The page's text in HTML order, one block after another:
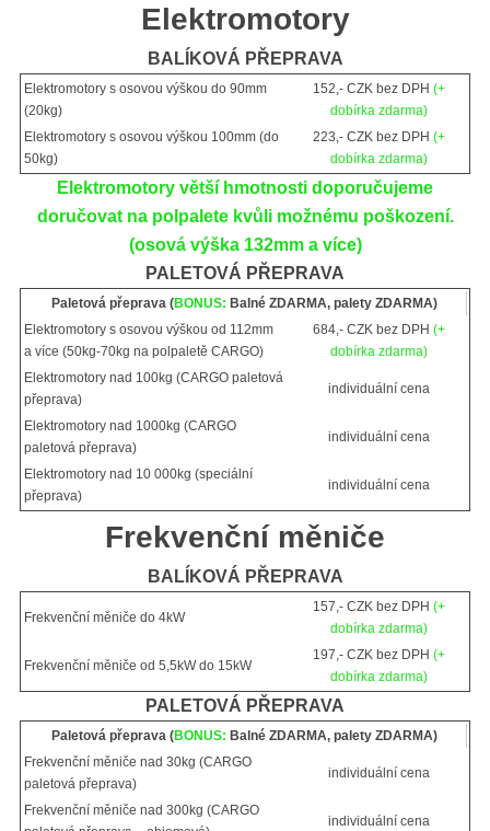
Elektromotory
BALÍKOVÁ PŘEPRAVA
Elektromotory s osovou výškou do 90mm
(20kg)
152,- CZK bez DPH (+
dobírka zdarma)
Elektromotory s osovou výškou 100mm (do
50kg)
223,- CZK bez DPH (+
dobírka zdarma)
Elektromotory větší hmotnosti doporučujeme
doručovat na polpalete kvůli možnému poškození.
(osová výška 132mm a více)
PALETOVÁ PŘEPRAVA
Paletová přeprava (BONUS: Balné ZDARMA, palety ZDARMA)
Elektromotory s osovou výškou od 112mm
a více (50kg-70kg na polpaletě CARGO)
684,- CZK bez DPH (+
dobírka zdarma)
Elektromotory nad 100kg (CARGO paletová
přeprava)
individuální cena
Elektromotory nad 1000kg (CARGO
paletová přeprava)
individuální cena
Elektromotory nad 10 000kg (speciální
přeprava)
individuální cena
Frekvenční měniče
BALÍKOVÁ PŘEPRAVA
Frekvenční měniče do 4kW
157,- CZK bez DPH (+
dobírka zdarma)
Frekvenční měniče od 5,5kW do 15kW
197,- CZK bez DPH (+
dobírka zdarma)
PALETOVÁ PŘEPRAVA
Paletová přeprava (BONUS: Balné ZDARMA, palety ZDARMA)
Frekvenční měniče nad 30kg (CARGO
paletová přeprava)
individuální cena
Frekvenční měniče nad 300kg (CARGO
individuální cena